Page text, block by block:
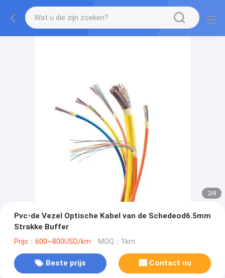
2/4
Pvc-de Vezel Optische Kabel van de Schedeod6.5mm
Strakke Buffer
Prijs：600~800USD/km MOQ：1km
Beste prijs Contact nu